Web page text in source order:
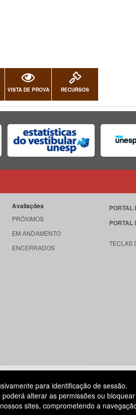
VISTA DE PROVA RECURSOS
Avaliações
PRÓXIMOS
EM ANDAMENTO
ENCERRADOS
PORTAL
PORTAL
TECLAS
CANDIDATO
11 3874-6300
DIAS
para identificação de sessão.
alterar as permissões ou
sites, comprometendo a